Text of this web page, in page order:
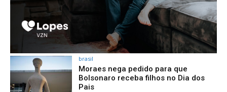
brasil
Moraes nega pedido para que
Bolsonaro receba filhos no Dia dos
Pais